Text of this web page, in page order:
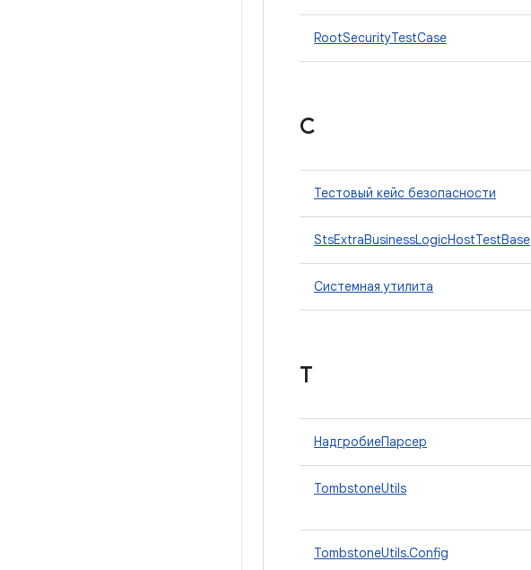
RootSecurityTestCase
С
Тестовый кейс безопасности
StsExtraBusinessLogicHostTestBase
Системная утилита
Т
НадгробиеПарсер
TombstoneUtils
TombstoneUtils.Config